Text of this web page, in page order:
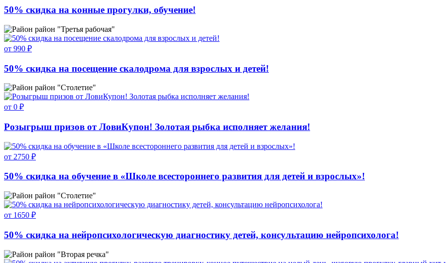
50% скидка на конные прогулки, обучение!
район "Третья рабочая"
от 990 ₽
50% скидка на посещение скалодрома для взрослых и детей!
район "Столетие"
от 0 ₽
Розыгрыш призов от ЛовиКупон! Золотая рыбка исполняет желания!
от 2750 ₽
50% скидка на обучение в «Школе всестороннего развития для детей и взрослых»!
район "Столетие"
от 1650 ₽
50% скидка на нейропсихологическую диагностику детей, консультацию нейропсихолога!
район "Вторая речка"